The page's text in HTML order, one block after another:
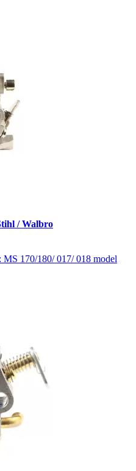
/ Walbro
170/180/ 017/ 018 model